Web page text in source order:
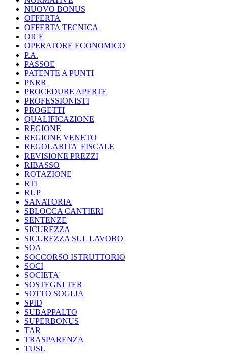
NUOVO BONUS
OFFERTA
OFFERTA TECNICA
OICE
OPERATORE ECONOMICO
P.A.
PASSOE
PATENTE A PUNTI
PNRR
PROCEDURE APERTE
PROFESSIONISTI
PROGETTI
QUALIFICAZIONE
REGIONE
REGIONE VENETO
REGOLARITA' FISCALE
REVISIONE PREZZI
RIBASSO
ROTAZIONE
RTI
RUP
SANATORIA
SBLOCCA CANTIERI
SENTENZE
SICUREZZA
SICUREZZA SUL LAVORO
SOA
SOCCORSO ISTRUTTORIO
SOCI
SOCIETA'
SOSTEGNI TER
SOTTO SOGLIA
SPID
SUBAPPALTO
SUPERBONUS
TAR
TRASPARENZA
TUSL